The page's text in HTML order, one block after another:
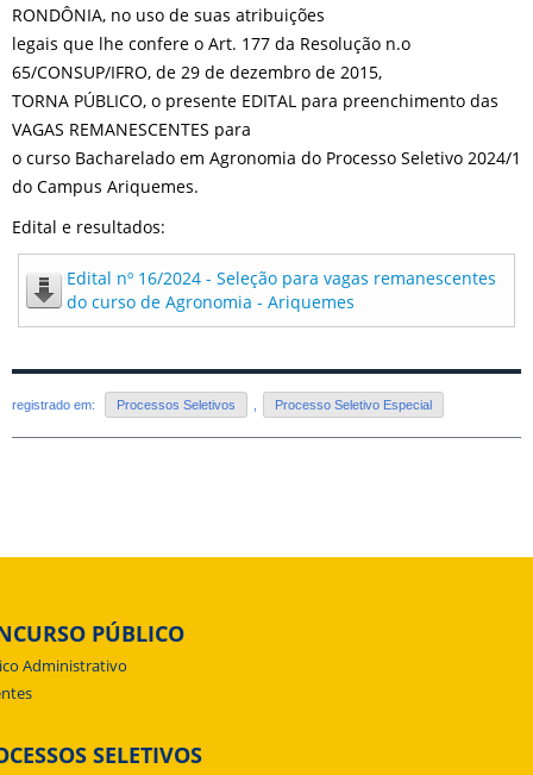
RONDÔNIA, no uso de suas atribuições
legais que lhe confere o Art. 177 da Resolução n.o
65/CONSUP/IFRO, de 29 de dezembro de 2015,
TORNA PÚBLICO, o presente EDITAL para preenchimento das
VAGAS REMANESCENTES para
o curso Bacharelado em Agronomia do Processo Seletivo 2024/1
do Campus Ariquemes.
Edital e resultados:
Edital nº 16/2024 - Seleção para vagas remanescentes
do curso de Agronomia - Ariquemes
registrado em: Processos Seletivos , Processo Seletivo Especial
PÚBLICO
Administrativo
SELETIVOS